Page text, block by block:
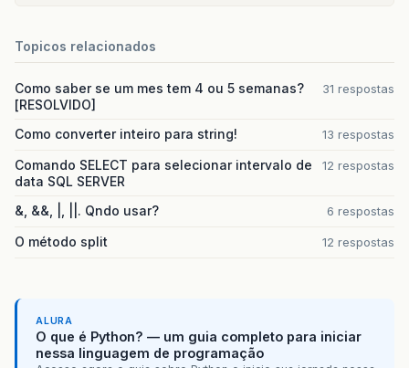
Topicos relacionados
Como saber se um mes tem 4 ou 5 semanas?
[RESOLVIDO]
31 respostas
Como converter inteiro para string! 13 respostas
Comando SELECT para selecionar intervalo de
data SQL SERVER
12 respostas
&, &&, |, ||. Qndo usar? 6 respostas
O método split 12 respostas
ALURA
O que é Python? — um guia completo para iniciar
nessa linguagem de programação